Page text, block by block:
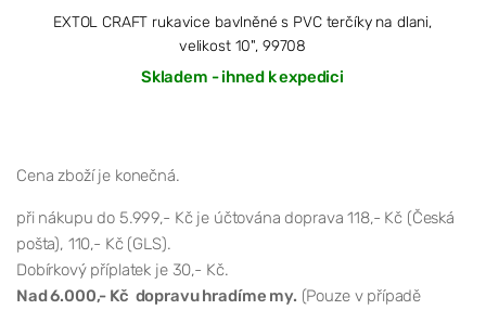
EXTOL CRAFT rukavice bavlněné s PVC terčíky na dlani,
velikost 10", 99708
Skladem - ihned k expedici
Cena zboží je konečná.
při nákupu do 5.999,- Kč je účtována doprava 118,- Kč (Česká
pošta), 110,- Kč (GLS).
Dobírkový příplatek je 30,- Kč.
Nad 6.000,- Kč dopravu hradíme my. (Pouze v případě